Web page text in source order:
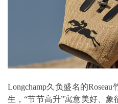
Longchamp久负盛名的
生，“节节高升”寓意美好、